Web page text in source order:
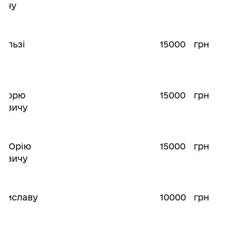
15000 грн
15000 грн
Юрію
15000 грн
10000 грн